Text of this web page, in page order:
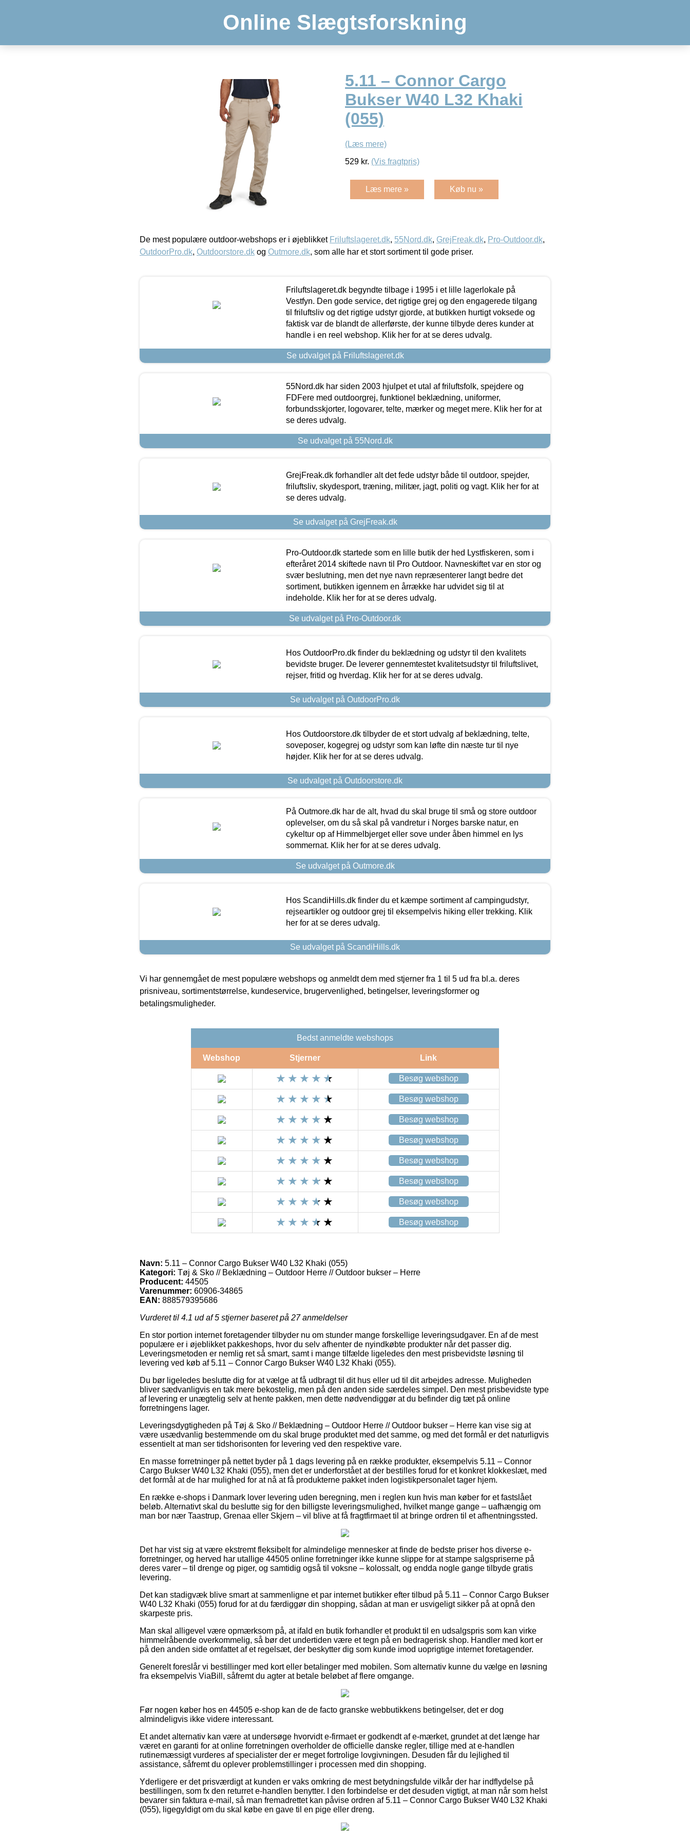
Online Slægtsforskning
5.11 – Connor Cargo
Bukser W40 L32 Khaki
(055)
(Læs mere)
529 kr. (Vis fragtpris)
Læs mere » Køb nu »
De mest populære outdoor-webshops er i øjeblikket Friluftslageret.dk, 55Nord.dk, GrejFreak.dk, Pro-Outdoor.dk,
OutdoorPro.dk, Outdoorstore.dk og Outmore.dk, som alle har et stort sortiment til gode priser.
Friluftslageret.dk begyndte tilbage i 1995 i et lille lagerlokale på
Vestfyn. Den gode service, det rigtige grej og den engagerede tilgang
til friluftsliv og det rigtige udstyr gjorde, at butikken hurtigt voksede og
faktisk var de blandt de allerførste, der kunne tilbyde deres kunder at
handle i en reel webshop. Klik her for at se deres udvalg.
Se udvalget på Friluftslageret.dk
55Nord.dk har siden 2003 hjulpet et utal af friluftsfolk, spejdere og
FDFere med outdoorgrej, funktionel beklædning, uniformer,
forbundsskjorter, logovarer, telte, mærker og meget mere. Klik her for at
se deres udvalg.
Se udvalget på 55Nord.dk
GrejFreak.dk forhandler alt det fede udstyr både til outdoor, spejder,
friluftsliv, skydesport, træning, militær, jagt, politi og vagt. Klik her for at
se deres udvalg.
Se udvalget på GrejFreak.dk
Pro-Outdoor.dk startede som en lille butik der hed Lystfiskeren, som i
efteråret 2014 skiftede navn til Pro Outdoor. Navneskiftet var en stor og
svær beslutning, men det nye navn repræsenterer langt bedre det
sortiment, butikken igennem en årrække har udvidet sig til at
indeholde. Klik her for at se deres udvalg.
Se udvalget på Pro-Outdoor.dk
Hos OutdoorPro.dk finder du beklædning og udstyr til den kvalitets
bevidste bruger. De leverer gennemtestet kvalitetsudstyr til friluftslivet,
rejser, fritid og hverdag. Klik her for at se deres udvalg.
Se udvalget på OutdoorPro.dk
Hos Outdoorstore.dk tilbyder de et stort udvalg af beklædning, telte,
soveposer, kogegrej og udstyr som kan løfte din næste tur til nye
højder. Klik her for at se deres udvalg.
Se udvalget på Outdoorstore.dk
På Outmore.dk har de alt, hvad du skal bruge til små og store outdoor
oplevelser, om du så skal på vandretur i Norges barske natur, en
cykeltur op af Himmelbjerget eller sove under åben himmel en lys
sommernat. Klik her for at se deres udvalg.
Se udvalget på Outmore.dk
Hos ScandiHills.dk finder du et kæmpe sortiment af campingudstyr,
rejseartikler og outdoor grej til eksempelvis hiking eller trekking. Klik
her for at se deres udvalg.
Se udvalget på ScandiHills.dk
Vi har gennemgået de mest populære webshops og anmeldt dem med stjerner fra 1 til 5 ud fra bl.a. deres
prisniveau, sortimentstørrelse, kundeservice, brugervenlighed, betingelser, leveringsformer og
betalingsmuligheder.
Bedst anmeldte webshops
Webshop Stjerner Link
Besøg webshop
Besøg webshop
Besøg webshop
Besøg webshop
Besøg webshop
Besøg webshop
Besøg webshop
Besøg webshop
Navn: 5.11 – Connor Cargo Bukser W40 L32 Khaki (055)
Kategori: Tøj & Sko // Beklædning – Outdoor Herre // Outdoor bukser – Herre
Producent: 44505
Varenummer: 60906-34865
EAN: 888579395686
Vurderet til 4.1 ud af 5 stjerner baseret på 27anmeldelser
En stor portion internet foretagender tilbyder nu om stunder mange forskellige leveringsudgaver. En af de mest
populære er i øjeblikket pakkeshops, hvor du selv afhenter de nyindkøbte produkter når det passer dig.
Leveringsmetoden er nemlig ret så smart, samt i mange tilfælde ligeledes den mest prisbevidste løsning til
levering ved køb af 5.11 – Connor Cargo Bukser W40 L32 Khaki (055).
Du bør ligeledes beslutte dig for at vælge at få udbragt til dit hus eller ud til dit arbejdes adresse. Muligheden
bliver sædvanligvis en tak mere bekostelig, men på den anden side særdeles simpel. Den mest prisbevidste type
af levering er unægtelig selv at hente pakken, men dette nødvendiggør at du befinder dig tæt på online
forretningens lager.
Leveringsdygtigheden på Tøj & Sko // Beklædning – Outdoor Herre // Outdoor bukser – Herre kan vise sig at
være usædvanlig bestemmende om du skal bruge produktet med det samme, og med det formål er det naturligvis
essentielt at man ser tidshorisonten for levering ved den respektive vare.
En masse forretninger på nettet byder på 1 dags levering på en række produkter, eksempelvis 5.11 – Connor
Cargo Bukser W40 L32 Khaki (055), men det er underforstået at der bestilles forud for et konkret klokkeslæt, med
det formål at de har mulighed for at nå at få produkterne pakket inden logistikpersonalet tager hjem.
En række e-shops i Danmark lover levering uden beregning, men i reglen kun hvis man køber for et fastslået
beløb. Alternativt skal du beslutte sig for den billigste leveringsmulighed, hvilket mange gange – uafhængig om
man bor nær Taastrup, Grenaa eller Skjern – vil blive at få fragtfirmaet til at bringe ordren til et afhentningssted.
Det har vist sig at være ekstremt fleksibelt for almindelige mennesker at finde de bedste priser hos diverse e-
forretninger, og herved har utallige 44505 online forretninger ikke kunne slippe for at stampe salgspriserne på
deres varer – til drenge og piger, og samtidig også til voksne – kolossalt, og endda nogle gange tilbyde gratis
levering.
Det kan stadigvæk blive smart at sammenligne et par internet butikker efter tilbud på 5.11 – Connor Cargo Bukser
W40 L32 Khaki (055) forud for at du færdiggør din shopping, sådan at man er usvigeligt sikker på at opnå den
skarpeste pris.
Man skal alligevel være opmærksom på, at ifald en butik forhandler et produkt til en udsalgspris som kan virke
himmelråbende overkommelig, så bør det undertiden være et tegn på en bedragerisk shop. Handler med kort er
på den anden side omfattet af et regelsæt, der beskytter dig som kunde imod uoprigtige internet foretagender.
Generelt foreslår vi bestillinger med kort eller betalinger med mobilen. Som alternativ kunne du vælge en løsning
fra eksempelvis ViaBill, såfremt du agter at betale beløbet af flere omgange.
Før nogen køber hos en 44505 e-shop kan de de facto granske webbutikkens betingelser, det er dog
almindeligvis ikke videre interessant.
Et andet alternativ kan være at undersøge hvorvidt e-firmaet er godkendt af e-mærket, grundet at det længe har
været en garanti for at online forretningen overholder de officielle danske regler, tillige med at e-handlen
rutinemæssigt vurderes af specialister der er meget fortrolige lovgivningen. Desuden får du lejlighed til
assistance, såfremt du oplever problemstillinger i processen med din shopping.
Yderligere er det prisværdigt at kunden er vaks omkring de mest betydningsfulde vilkår der har indflydelse på
bestillingen, som fx den returret e-handlen benytter. I den forbindelse er det desuden vigtigt, at man når som helst
bevarer sin faktura e-mail, så man fremadrettet kan påvise ordren af 5.11 – Connor Cargo Bukser W40 L32 Khaki
(055), ligegyldigt om du skal købe en gave til en pige eller dreng.